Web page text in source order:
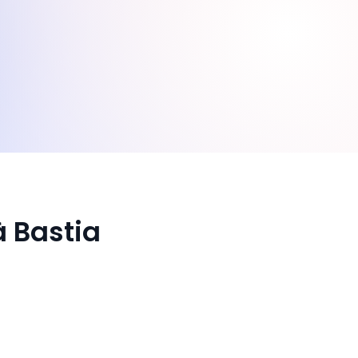
Bastia